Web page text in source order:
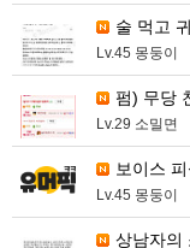
술 먹고
Lv.45 몽둥이
펌) 무당
Lv.29 소밀면
보이스
Lv.45 몽둥이
상남자의